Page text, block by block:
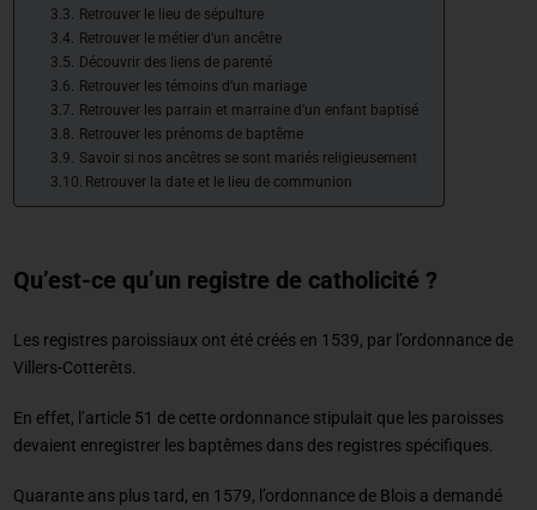
Retrouver le lieu de sépulture
Retrouver le métier d’un ancêtre
Découvrir des liens de parenté
Retrouver les témoins d’un mariage
Retrouver les parrain et marraine d’un enfant baptisé
Retrouver les prénoms de baptême
Savoir si nos ancêtres se sont mariés religieusement
Retrouver la date et le lieu de communion
Qu’est-ce qu’un registre de catholicité ?
Les registres paroissiaux ont été créés en 1539, par l’ordonnance de
Villers-Cotterêts.
En effet, l’article 51 de cette ordonnance stipulait que les paroisses
devaient enregistrer les baptêmes dans des registres spécifiques.
Quarante ans plus tard, en 1579, l’ordonnance de Blois a demandé